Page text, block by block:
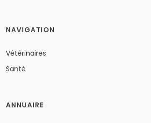
NAVIGATION
Vétérinaires
Santé
ANNUAIRE